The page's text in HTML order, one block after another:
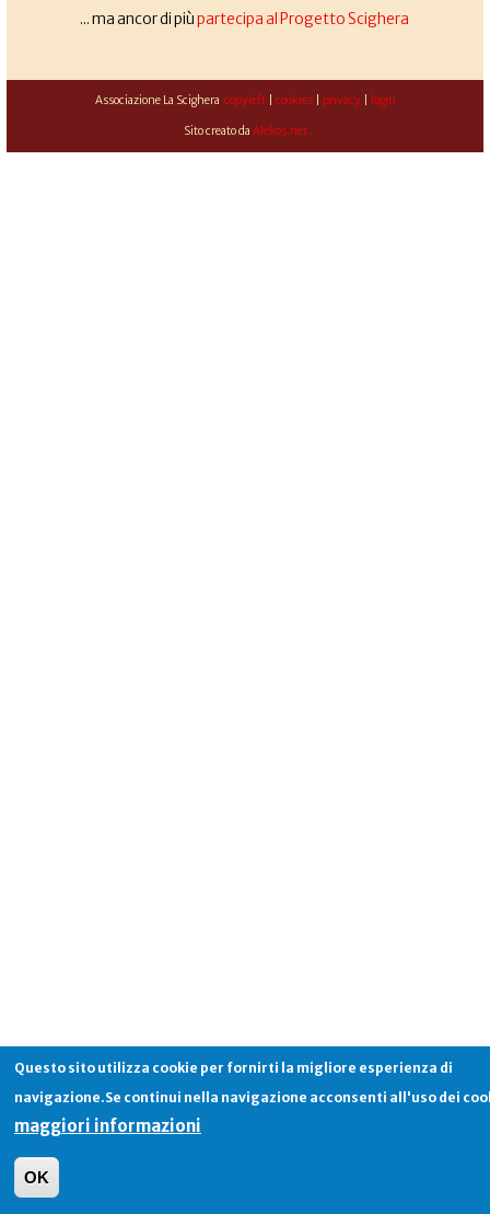
... ma ancor di piùpartecipa al Progetto Scighera
Associazione La Scighera copyleft| cookies| privacy| login
Sito creato da Alekos.net
Questo sito utilizza cookie per fornirti la migliore esperienza di
navigazione.Se continui nella navigazione acconsenti all'uso dei
maggiori informazioni
OK